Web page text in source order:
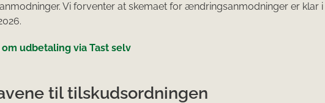
Vi forventer at skemaet for ændringsanmodninger er klar i
udbetaling via Tast selv
til tilskudsordningen